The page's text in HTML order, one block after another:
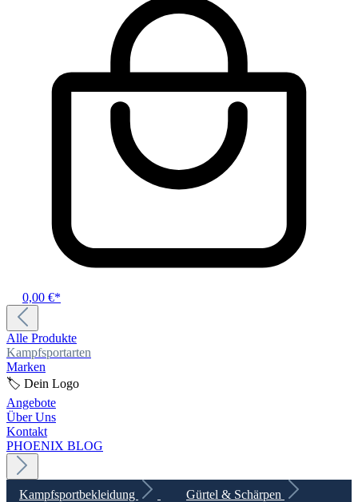
0,00 €*
Alle Produkte
Kampfsportarten
Marken
🏷️ Dein Logo
Angebote
Über Uns
Kontakt
PHOENIX BLOG
Kampfsportbekleidung
Gürtel & Schärpen